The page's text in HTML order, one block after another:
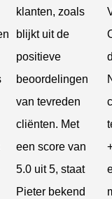
klanten, zoals
blijkt uit de
positieve
beoordelingen
van tevreden
cliënten. Met
een score van
5.0 uit 5, staat
Pieter bekend